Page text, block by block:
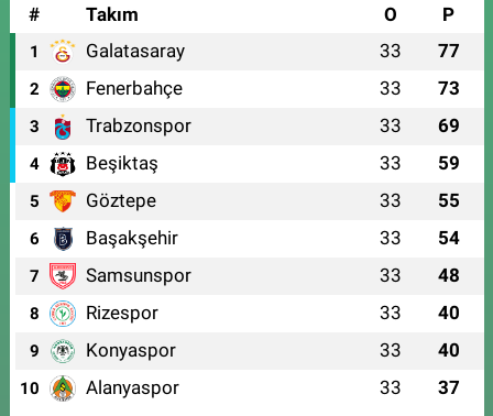
#
Takım O P
1 Galatasaray 33 77
2 Fenerbahçe 33 73
3 Trabzonspor 33 69
4 Beşiktaş 33 59
5 Göztepe 33 55
6 Başakşehir 33 54
7 Samsunspor 33 48
8 Rizespor 33 40
9 Konyaspor 33 40
10 Alanyaspor 33 37